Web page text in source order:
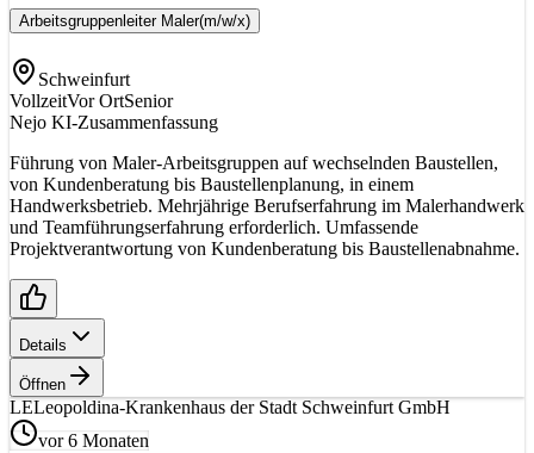
Arbeitsgruppenleiter Maler(m/w/x)
Schweinfurt
VollzeitVor OrtSenior
Nejo KI-Zusammenfassung
Führung von Maler-Arbeitsgruppen auf wechselnden Baustellen,
von Kundenberatung bis Baustellenplanung, in einem
Handwerksbetrieb. Mehrjährige Berufserfahrung im Malerhandwerk
und Teamführungserfahrung erforderlich. Umfassende
Projektverantwortung von Kundenberatung bis Baustellenabnahme.
Details
Öffnen
LELeopoldina-Krankenhaus der Stadt Schweinfurt GmbH
vor 6 Monaten